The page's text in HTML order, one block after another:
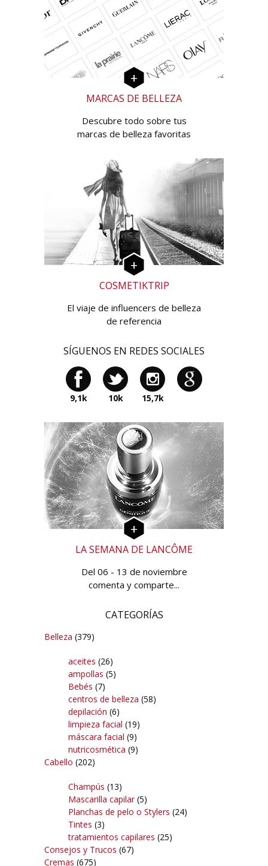
MARCAS DE BELLEZA
Descubre todo sobre tus
marcas de belleza favoritas
COSMETIKTRIP
El viaje de influencers de belleza
de referencia
SÍGUENOS EN REDES SOCIALES
9,1k 10k 15,7k
LA SEMANA DE LANCÔME
Del 06 - 13 de noviembre
comenta y comparte...
CATEGORÍAS
Belleza (379)
aceites (26)
ampollas (5)
Bebés (7)
centros de belleza (58)
depilación (6)
limpieza facial (19)
máscara facial (9)
nutricosmética (9)
Cabello (202)
Champús (13)
Mascarilla capilar(5)
Planchas de pelo o Stylers (24)
Tintes (3)
tratamientos capilares (25)
Consejos y Trucos (67)
Cremas (675)